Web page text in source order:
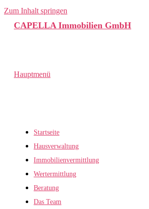
Zum Inhalt springen
CAPELLA Immobilien GmbH
Hauptmenü
Startseite
Hausverwaltung
Immobilienvermittlung
Wertermittlung
Beratung
Das Team